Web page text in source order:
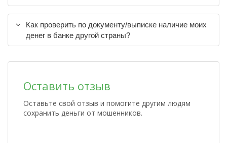
Как проверить по документу/выписке наличие моих
денег в банке другой страны?
Оставить отзыв
Оставьте свой отзыв и помогите другим людям
сохранить деньги от мошенников.